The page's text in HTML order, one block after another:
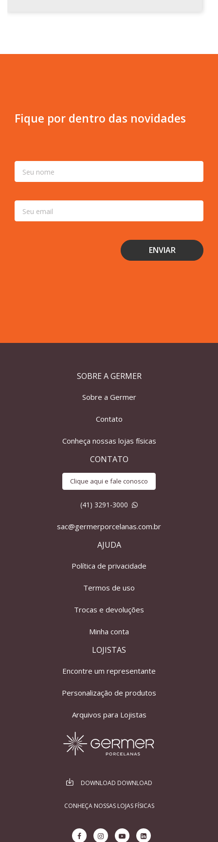
Fique por dentro das novidades
SOBRE A GERMER
Sobre a Germer
Contato
Conheça nossas lojas físicas
CONTATO
Clique aqui e fale conosco
(41) 3291-3000
sac@germerporcelanas.com.br
AJUDA
Política de privacidade
Termos de uso
Trocas e devoluções
Minha conta
LOJISTAS
Encontre um representante
Personalização de produtos
Arquivos para Lojistas
DOWNLOAD DOWNLOAD
CONHEÇA NOSSAS LOJAS FÍSICAS